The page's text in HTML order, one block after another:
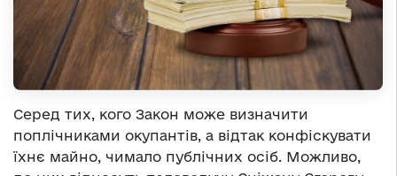
Серед тих, кого Закон може визначити
поплічниками окупантів, а відтак конфіскувати
їхнє майно, чимало публічних осіб. Можливо,